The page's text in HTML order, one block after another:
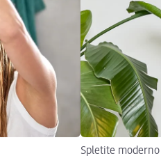
Spletite